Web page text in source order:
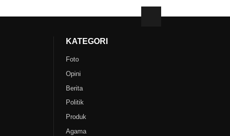
KATEGORI
Foto
Opini
Berita
Politik
Produk
Agama